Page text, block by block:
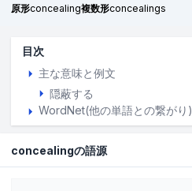
原形concealing複数形concealings
目次
主な意味と例文
隠蔽する
WordNet(他の単語との繋がり)
concealingの語源